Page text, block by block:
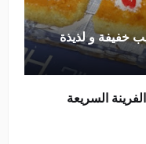
خفيفة و لذيذة
السريعة